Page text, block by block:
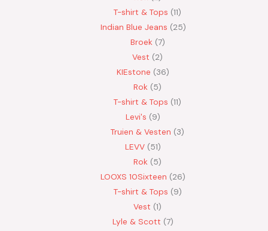
T-shirt & Tops 11
Indian Blue Jeans 25
Broek 7
Vest
2
KIEstone
36
Rok 5
T-shirt & Tops 11
Levi's
9
Truien & Vesten
3
LEVV 51
Rok 5
LOOXS 10Sixteen
26
T-shirt & Tops 9
Vest 1
Lyle & Scott 7